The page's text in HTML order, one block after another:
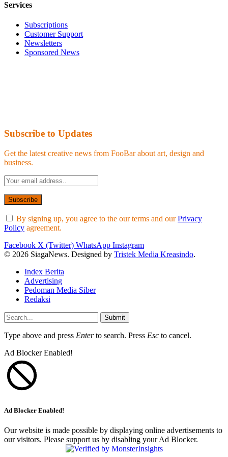
Services
Subscriptions
Customer Support
Newsletters
Sponsored News
Subscribe to Updates
Get the latest creative news from FooBar about art, design and
business.
By signing up, you agree to the our terms and ourPrivacy
Policy agreement.
Facebook X (Twitter) WhatsApp Instagram
© 2026 SiagaNews. Designed by Tristek Media Kreasindo.
Index Berita
Advertising
Pedoman Media Siber
Redaksi
Submit
Type above and press Enterto search. Press Esc to cancel.
Ad Blocker Enabled!
Ad Blocker Enabled!
Our website is made possible by displaying online advertisements to
our visitors. Please support us by disabling your Ad Blocker.